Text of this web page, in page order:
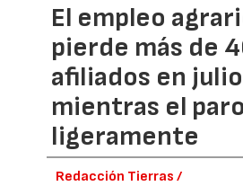
El empleo
pierde más de
afiliados en julio
mientras el
ligeramente
Redacción Tierras /